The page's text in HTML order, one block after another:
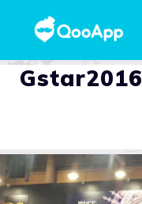
Gstar2016